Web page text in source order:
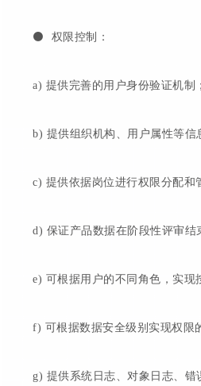
⚫ 权限控制：
a) 提供完善的用户身份验证机制
b) 提供组织机构、用户属性等信
c) 提供依据岗位进行权限分配和
d) 保证产品数据在阶段性评审结
e) 可根据用户的不同角色，实现
f) 可根据数据安全级别实现权限
g) 提供系统日志、对象日志、错